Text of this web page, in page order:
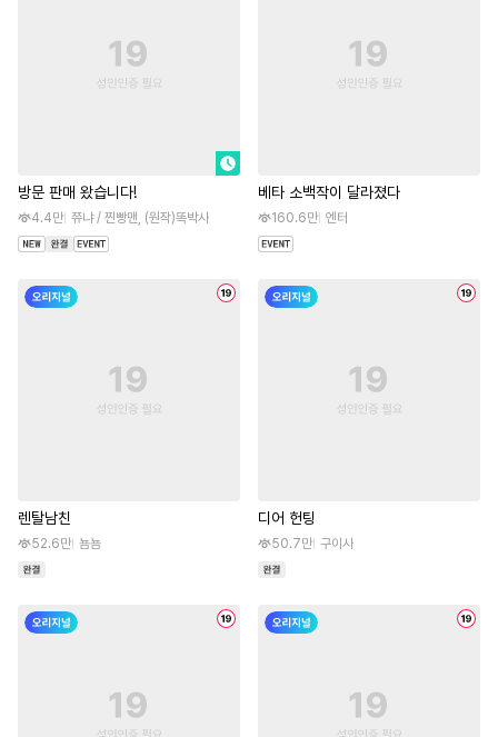
방문 판매 왔습니다!
4.4만 쮸냐 / 찐빵맨, (원작)똑박사
베타 소백작이 달라졌다
160.6만 엔터
렌탈남친
52.6만 뇸뇸
디어 헌팅
50.7만 구이사